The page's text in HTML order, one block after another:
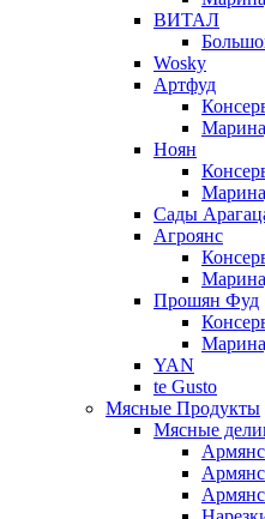
ВИТАЛ
Wosky
Артфуд
Ноян
Сады
Агроянс
Прошян Фуд
YAN
te Gusto
Мясные Продукты
Мясные